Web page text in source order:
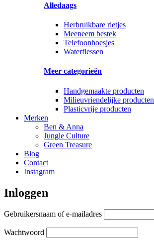
Alledaags
Herbruikbare rietjes
Meeneem bestek
Telefoonhoesjes
Waterflessen
Meer categorieën
Handgemaakte producten
Milieuvriendelijke producten
Plasticvrije producten
Merken
Ben & Anna
Jungle Culture
Green Treasure
Blog
Contact
Instagram
Inloggen
Gebruikersnaam of e-mailadres
Wachtwoord